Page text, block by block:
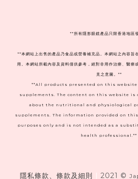
** 所有隱形眼鏡產品只限香港地區
**本網站上出售的產品乃食品或營養補充品。本網站之內容旨
用。本網站所載內容及資料僅供參考，絕對非用作治療、醫療
見之意圖。**
**All products presented on this
supplements. The content on this website is
about the nutritional and physiological
supplements. The information provided on
purposes only and is not intended as a
health professional.**
隱私條款、條款及細則 2021 ©